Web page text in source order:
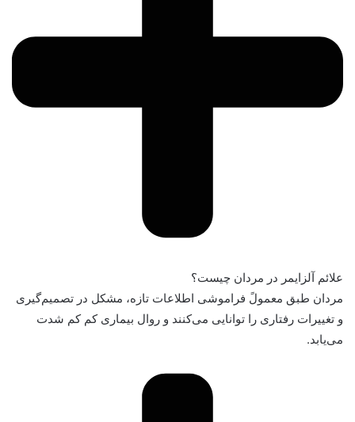
علائم آلزایمر در مردان چیست؟
مردان طبق معمولً فراموشی اطلاعات تازه، مشکل در تصمیم‌گیری
و تغییرات رفتاری را توانایی می‌کنند و روال بیماری کم کم شدت
می‌یابد.